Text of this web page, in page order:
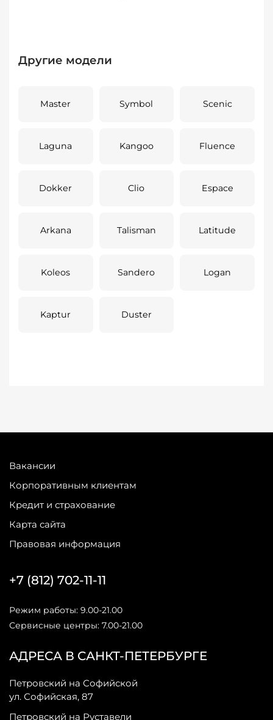
Другие модели
Master Symbol Scenic
Laguna Kangoo Fluence
Dokker Clio Espace
Arkana Talisman Latitude
Koleos Sandero Logan
Kaptur Duster
Вакансии
Корпоративным клиентам
Кредит и страхование
Карта сайта
Правовая информация
АДРЕСА В САНКТ-ПЕТЕРБУРГЕ
Петровский на Софийской
ул. Софийская, 87
Петровский на Руставели
+7 (812) 702-11-11
Режим работы: 9.00-21.00
Сервисные центры: 7.00-21.00